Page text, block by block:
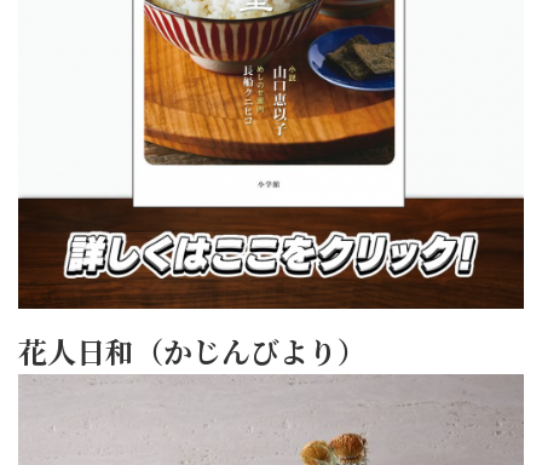
花人日和（かじんびより）